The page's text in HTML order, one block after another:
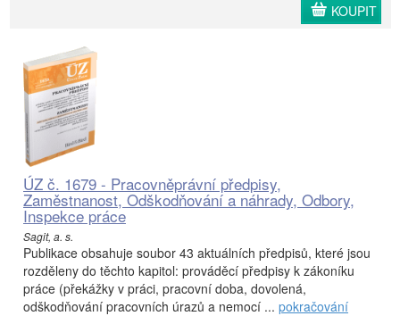
KOUPIT
ÚZ č. 1679 - Pracovněprávní předpisy,
Zaměstnanost, Odškodňování a náhrady, Odbory,
Inspekce práce
Sagit, a. s.
Publikace obsahuje soubor 43 aktuálních předpisů, které jsou
rozděleny do těchto kapitol: prováděcí předpisy k zákoníku
práce (překážky v práci, pracovní doba, dovolená,
odškodňování pracovních úrazů a nemocí ... pokračování